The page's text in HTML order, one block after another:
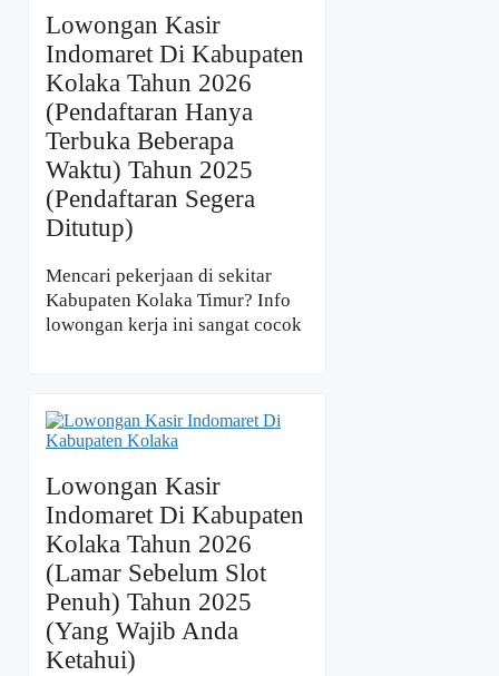
Lowongan Kasir
Indomaret Di Kabupaten
Kolaka Tahun 2026
(Pendaftaran Hanya
Terbuka Beberapa
Waktu) Tahun 2025
(Pendaftaran Segera
Ditutup)
Mencari pekerjaan di sekitar
Kabupaten Kolaka Timur? Info
lowongan kerja ini sangat cocok
Lowongan Kasir
Indomaret Di Kabupaten
Kolaka Tahun 2026
(Lamar Sebelum Slot
Penuh) Tahun 2025
(Yang Wajib Anda
Ketahui)